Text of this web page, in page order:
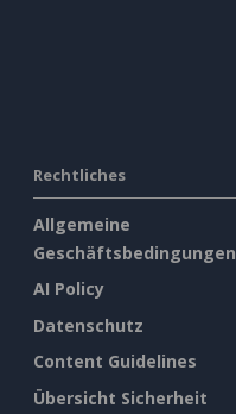
Rechtliches
Allgemeine
Geschäftsbedingungen
AI Policy
Datenschutz
Content Guidelines
Übersicht Sicherheit